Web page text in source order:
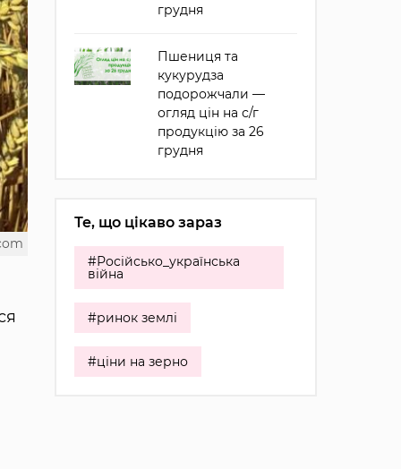
грудня
Пшениця та
кукурудза
подорожчали —
огляд цін на с/г
продукцію за 26
грудня
Те, що цікаво зараз
#Російсько_українська
війна
#ринок землі
#ціни на зерно